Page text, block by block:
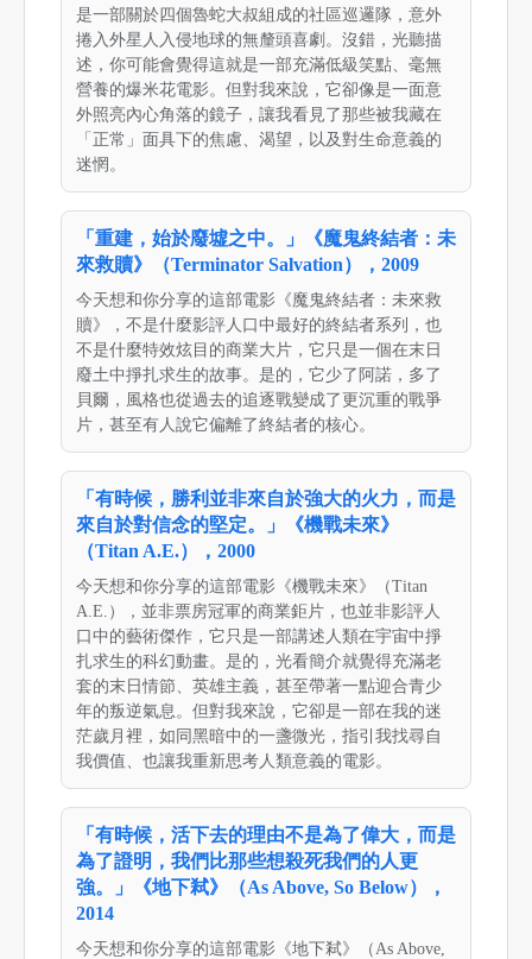
是一部關於四個魯蛇大叔組成的社區巡邏隊，意外
捲入外星人入侵地球的無釐頭喜劇。沒錯，光聽描
述，你可能會覺得這就是一部充滿低級笑點、毫無
營養的爆米花電影。但對我來說，它卻像是一面意
外照亮內心角落的鏡子，讓我看見了那些被我藏在
「正常」面具下的焦慮、渴望，以及對生命意義的
迷惘。
「重建，始於廢墟之中。」《魔鬼終結者：未
來救贖》（Terminator Salvation），2009
今天想和你分享的這部電影《魔鬼終結者：未來救
贖》，不是什麼影評人口中最好的終結者系列，也
不是什麼特效炫目的商業大片，它只是一個在末日
廢土中掙扎求生的故事。是的，它少了阿諾，多了
貝爾，風格也從過去的追逐戰變成了更沉重的戰爭
片，甚至有人說它偏離了終結者的核心。
「有時候，勝利並非來自於強大的火力，而是
來自於對信念的堅定。」《機戰未來》
（Titan A.E.），2000
今天想和你分享的這部電影《機戰未來》（Titan
A.E.），並非票房冠軍的商業鉅片，也並非影評人
口中的藝術傑作，它只是一部講述人類在宇宙中掙
扎求生的科幻動畫。是的，光看簡介就覺得充滿老
套的末日情節、英雄主義，甚至帶著一點迎合青少
年的叛逆氣息。但對我來說，它卻是一部在我的迷
茫歲月裡，如同黑暗中的一盞微光，指引我找尋自
我價值、也讓我重新思考人類意義的電影。
「有時候，活下去的理由不是為了偉大，而是
為了證明，我們比那些想殺死我們的人更
強。」《地下弒》（As Above, So Below），
2014
今天想和你分享的這部電影《地下弒》（As Above,